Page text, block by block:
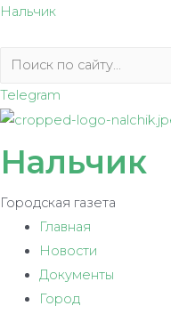
Перейти
содержимому
Нальчик
Telegram
Нальчик
Городская газета
Главная
Новости
Документы
Город